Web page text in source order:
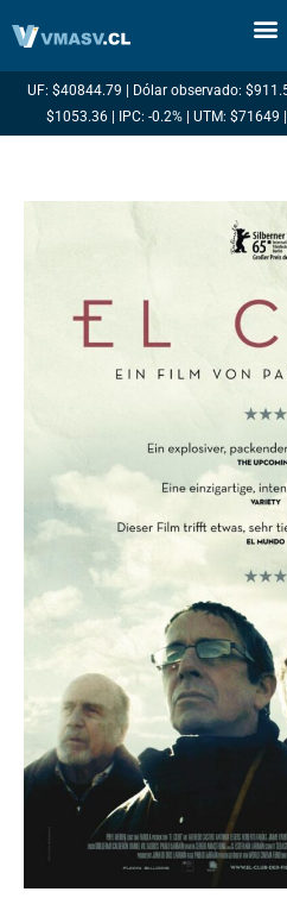
UF: $40844.79 | Dólar observado:
$1053.36 | IPC: -0.2% | UTM: